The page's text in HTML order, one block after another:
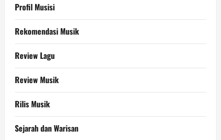
Profil Musisi
Rekomendasi Musik
Review Lagu
Review Musik
Rilis Musik
Sejarah dan Warisan